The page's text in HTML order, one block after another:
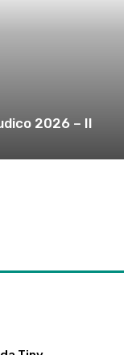
2026 – Il